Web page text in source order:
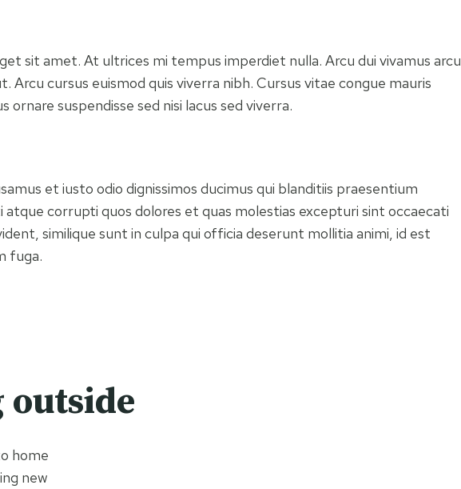
sit amet. At ultrices mi tempus imperdiet nulla. Arcu dui vivamus arcu
Arcu cursus euismod quis viverra nibh. Cursus vitae congue mauris
ornare suspendisse sed nisi lacus sed viverra.
et iusto odio dignissimos ducimus qui blanditiis praesentium
corrupti quos dolores et quas molestias excepturi sint occaecati
similique sunt in culpa qui officia deserunt mollitia animi, id est
fuga.
outside
home
new